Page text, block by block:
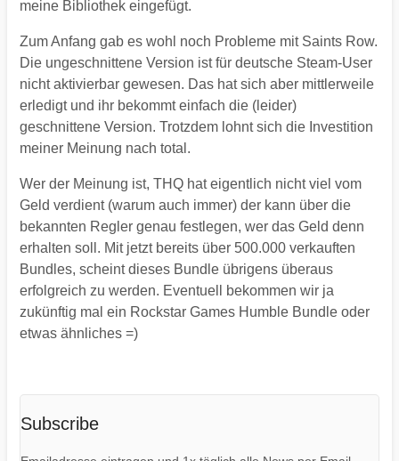
meine Bibliothek eingefügt.
Zum Anfang gab es wohl noch Probleme mit Saints Row.
Die ungeschnittene Version ist für deutsche Steam-User
nicht aktivierbar gewesen. Das hat sich aber mittlerweile
erledigt und ihr bekommt einfach die (leider)
geschnittene Version. Trotzdem lohnt sich die Investition
meiner Meinung nach total.
Wer der Meinung ist, THQ hat eigentlich nicht viel vom
Geld verdient (warum auch immer) der kann über die
bekannten Regler genau festlegen, wer das Geld denn
erhalten soll. Mit jetzt bereits über 500.000 verkauften
Bundles, scheint dieses Bundle übrigens überaus
erfolgreich zu werden. Eventuell bekommen wir ja
zukünftig mal ein Rockstar Games Humble Bundle oder
etwas ähnliches =)
Subscribe